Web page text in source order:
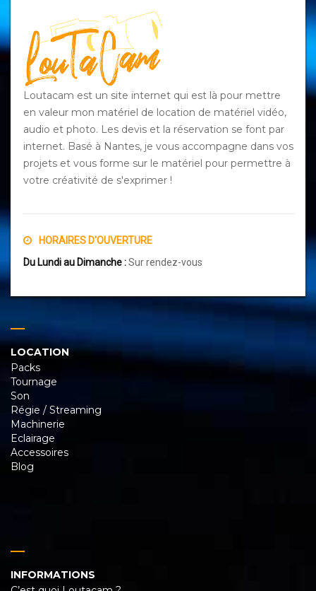
Loutacam est un site internet qui est là pour mettre
en valeur mon matériel de location de matériel vidéo,
audio et photo. Les devis et la réservation se font par
internet. Basé à Nantes, je vous accompagne dans vos
projets et vous forme sur le matériel pour permettre à
votre créativité de s'exprimer !
HORAIRES D'OUVERTURE
Du Lundi au Dimanche :Sur rendez-vous
LOCATION
Packs
Tournage
Son
Régie / Streaming
Machinerie
Eclairage
Accessoires
Blog
INFORMATIONS